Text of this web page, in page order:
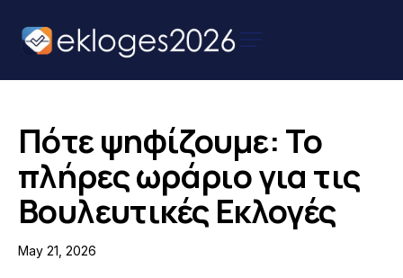
Αρχική
Παρουσιάσεις
Υποψηφίων
Podcast Υποψηφίων
Πότε ψηφίζουμε: Το
πλήρες ωράριο για τις
Βουλευτικές Εκλογές
May 21, 2026